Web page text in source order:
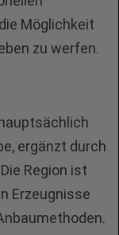
Möglichkeit
zu werfen.
ergänzt durch
Region ist
Erzeugnisse